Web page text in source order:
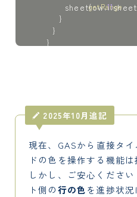
      sheet
.
getRange
(
row,1
,1
,
sheet
}
}
}
2025年10月追記
現在、GASから直接タ
ドの色を操作する機能
しかし、ご安心くださ
ト側の行の色を進捗状